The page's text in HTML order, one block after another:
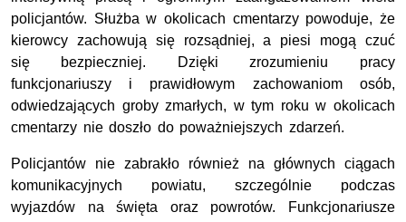
policjantów. Służba w okolicach cmentarzy powoduje, że
kierowcy zachowują się rozsądniej, a piesi mogą czuć
się bezpieczniej. Dzięki zrozumieniu pracy
funkcjonariuszy i prawidłowym zachowaniom osób,
odwiedzających groby zmarłych, w tym roku w okolicach
cmentarzy nie doszło do poważniejszych zdarzeń.
Policjantów nie zabrakło również na głównych ciągach
komunikacyjnych powiatu, szczególnie podczas
wyjazdów na święta oraz powrotów. Funkcjonariusze